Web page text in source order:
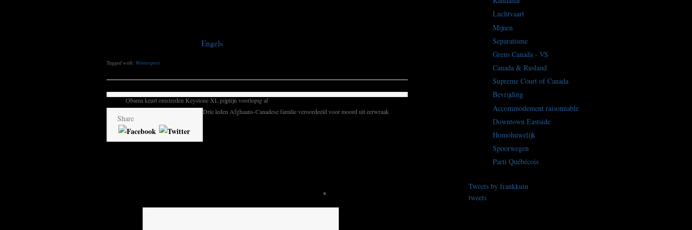
Engels
Tagged with: Wintersport
Obama keurt omstreden Keystone XL pijplijn voorlopig af
Drie leden Afghaans-Canadese familie veroordeeld voor moord uit eerwraak
Share
*
Luchtvaart
Mijnen
Separatisme
Grens Canada - VS
Canada & Rusland
Supreme Court of Canada
Bevrijding
Accommodement raisonnable
Downtown Eastside
Homohuwelijk
Spoorwegen
Parti Québécois
Tweets by frankkuin
tweets